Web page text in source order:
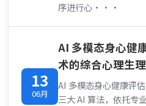
序进行心···
13
06月
AI 多模态身心健
术的综合心理生
AI 多模态身心健康评
三大 AI 算法，依托专